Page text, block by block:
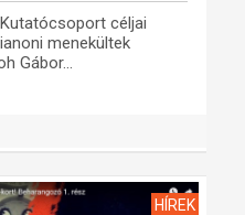
céljai
menekültek
Gábor...
HÍREK